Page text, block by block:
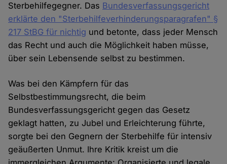
Sterbehilfegegner. Das Bundesverfassungsgericht
erklärte den "Sterbehilfeverhinderungsparagrafen" §
217 StBG für nichtig und betonte, dass jeder Mensch
das Recht und auch die Möglichkeit haben müsse,
über sein Lebensende selbst zu bestimmen.
Was bei den Kämpfern für das
Selbstbestimmungsrecht, die beim
Bundesverfassungsgericht gegen das Gesetz
geklagt hatten, zu Jubel und Erleichterung führte,
sorgte bei den Gegnern der Sterbehilfe für intensiv
geäußerten Unmut. Ihre Kritik kreist um die